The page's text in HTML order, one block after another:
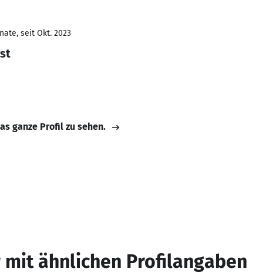
seit Okt. 2023
ganze Profil zu sehen.
mit ähnlichen Profilangaben